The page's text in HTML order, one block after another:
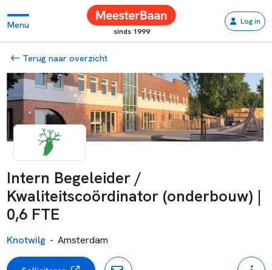
Menu
sinds 1999
Log in
Terug naar overzicht
Intern Begeleider /
Kwaliteitscoördinator (onderbouw) |
0,6 FTE
Knotwilg - Amsterdam